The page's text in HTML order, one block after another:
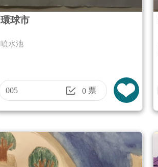
環球市
噴水池
005 0票